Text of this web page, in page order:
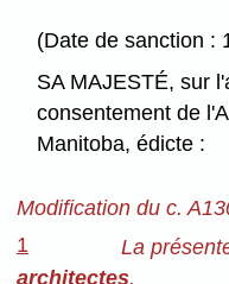
(Date de sanction :
SA MAJESTÉ, sur
consentement de
Manitoba, édicte :
Modification du c.
1
La
architectes.